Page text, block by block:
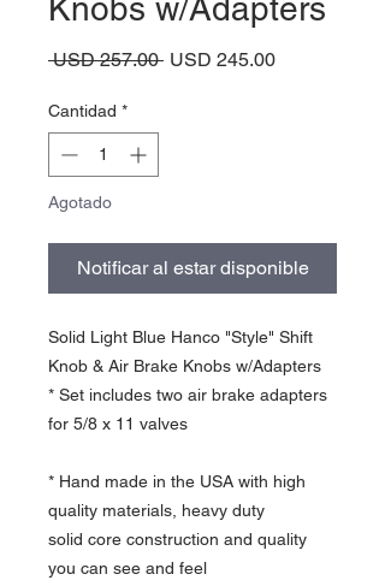
Knobs w/Adapters
USD 257.00 Precio
USD 245.00Precio
Cantidad *
Agotado
Notificar al estar disponible
Solid Light Blue Hanco "Style" Shift
Knob & Air Brake Knobs w/Adapters
* Set includes two air brake adapters
for 5/8 x 11 valves
* Hand made in the USA with high
quality materials, heavy duty
solid core construction and quality
you can see and feel